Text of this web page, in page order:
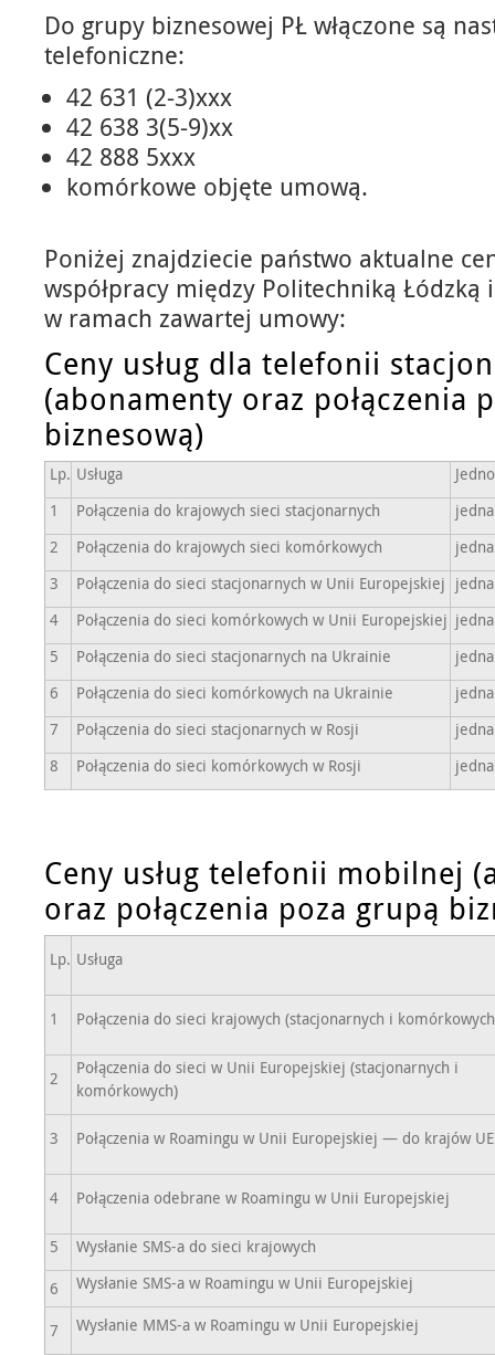
Do grupy biznesowej PŁ włączone są
telefoniczne:
42 631 (2-3)xxx
42 638 3(5-9)xx
42 888 5xxx
komórkowe objęte umową.
Poniżej znajdziecie państwo aktualne
współpracy między Politechniką Łódzką
w ramach zawartej umowy:
Ceny usług dla telefonii
(abonamenty oraz połączenia
biznesową)
Lp. Usługa
1
Połączenia do krajowych sieci stacjonarnych
2
Połączenia do krajowych sieci komórkowych
3
Połączenia do sieci stacjonarnych w Unii Europejskiej
4
Połączenia do sieci komórkowych w Unii Europejskiej
5
Połączenia do sieci stacjonarnych na Ukrainie
6
Połączenia do sieci komórkowych na Ukrainie
7
Połączenia do sieci stacjonarnych w Rosji
8
Połączenia do sieci komórkowych w Rosji
Ceny usług telefonii mobilnej
oraz połączenia poza grupą
Lp. Usługa
1 Połączenia do sieci krajowych (stacjonarnych i
2
Połączenia do sieci w Unii Europejskiej (stacjonarnych i
komórkowych)
3 Połączenia w Roamingu w Unii Europejskiej — do krajów UE
4 Połączenia odebrane w Roamingu w Unii Europejskiej
5
Wysłanie SMS-a do sieci krajowych
6
Wysłanie SMS-a w Roamingu w Unii Europejskiej
7 Wysłanie MMS-a w Roamingu w Unii Europejskiej